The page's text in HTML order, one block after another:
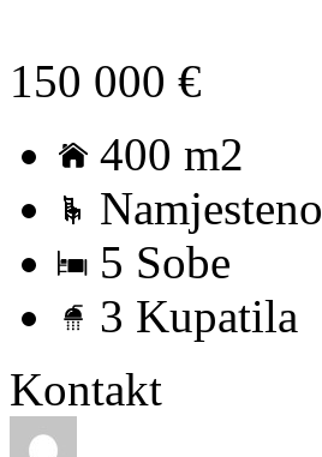
150 000 €
400 m2
Namjesteno
5 Sobe
3 Kupatila
Kontakt